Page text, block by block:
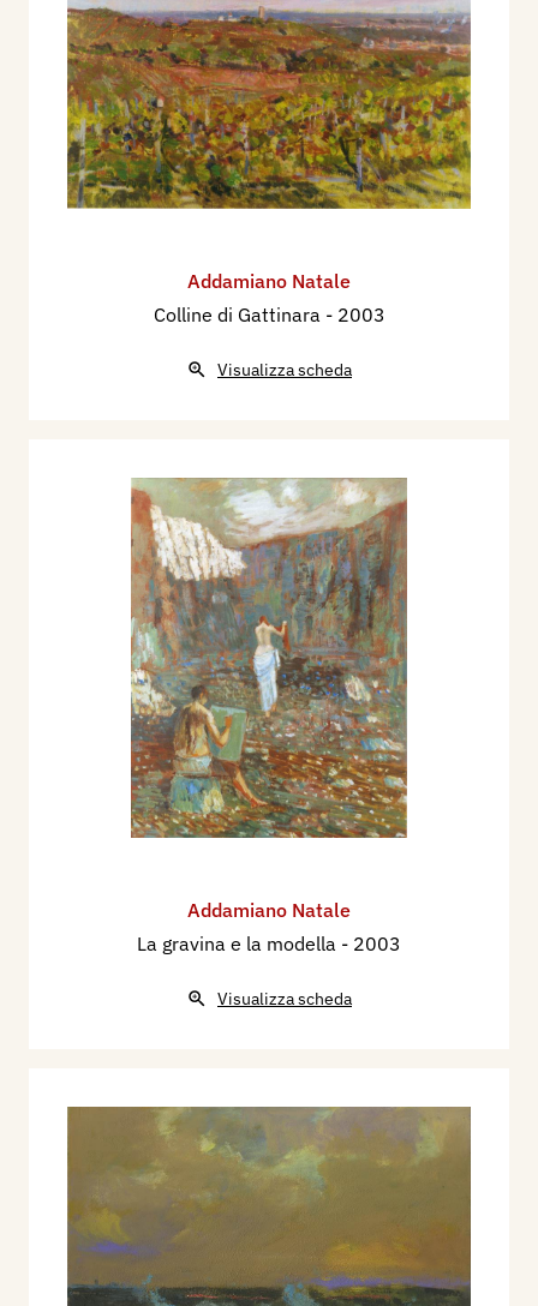
Addamiano Natale
Colline di Gattinara - 2003
Visualizza scheda
Addamiano Natale
La gravina e la modella - 2003
Visualizza scheda